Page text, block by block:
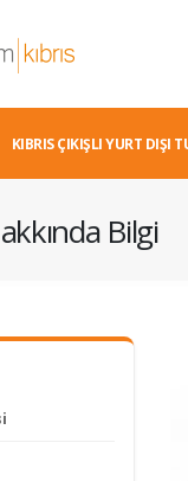
KIBRIS ÇIKIŞLI YURT DIŞI
Bilgi